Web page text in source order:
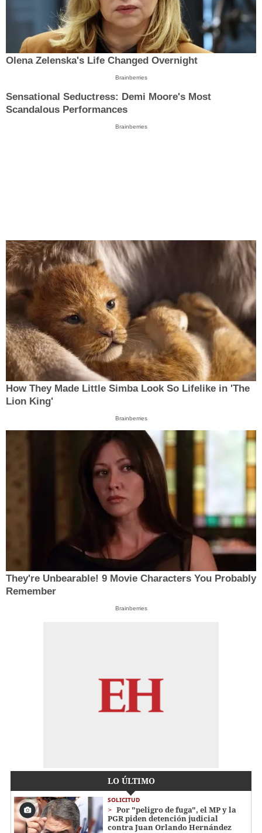
Olena Zelenska's Life Changed Overnight
Brainberries
Sensational Seductress: Demi Moore's Most
Scandalous Performances
Brainberries
How They Made Little Simba Look So Lifelike in 'The
Lion King'
Brainberries
They're Unbearable! 9 Movie Characters You Probably
Remember
Brainberries
LO ÚLTIMO
SOLICITUD
Por "peligro de fuga", el MP y la
PGR piden detención judicial
contra Juan Orlando Hernández